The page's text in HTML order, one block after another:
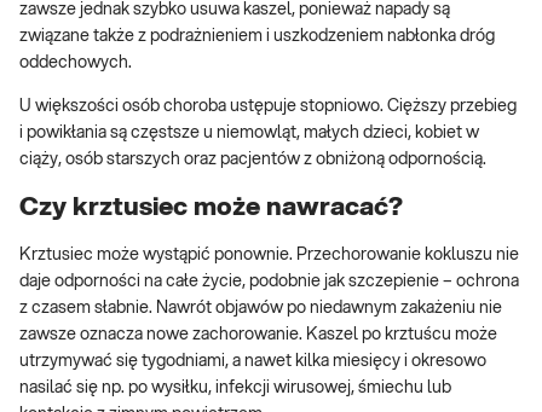
zawsze jednak szybko usuwa kaszel, ponieważ napady są
związane także z podrażnieniem i uszkodzeniem nabłonka dróg
oddechowych.
U większości osób choroba ustępuje stopniowo. Cięższy przebieg
i powikłania są częstsze u niemowląt, małych dzieci, kobiet w
ciąży, osób starszych oraz pacjentów z obniżoną odpornością.
Czy krztusiec może nawracać?
Krztusiec może wystąpić ponownie. Przechorowanie kokluszu nie
daje odporności na całe życie, podobnie jak szczepienie – ochrona
z czasem słabnie. Nawrót objawów po niedawnym zakażeniu nie
zawsze oznacza nowe zachorowanie. Kaszel po krztuścu może
utrzymywać się tygodniami, a nawet kilka miesięcy i okresowo
nasilać się np. po wysiłku, infekcji wirusowej, śmiechu lub